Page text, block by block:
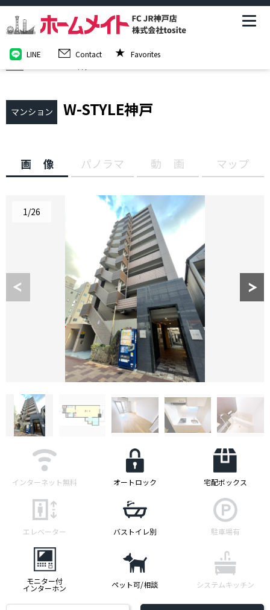
LINE Contact Favorites
マンション W-STYLE神戸
画像 パノラマ 動画 マップ
1/26
インターネット無料 オートロック 宅配ボックス
エレベーター バストイレ別 駐車場有
モニター付
インターホン ペット可/相談 システムキッチン